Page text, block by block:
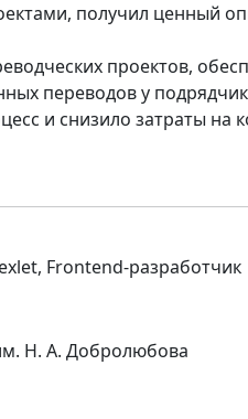
получил ценный
проектов,
переводов у
и снизило затраты на
Frontend-разработчик
Н. А. Добролюбова